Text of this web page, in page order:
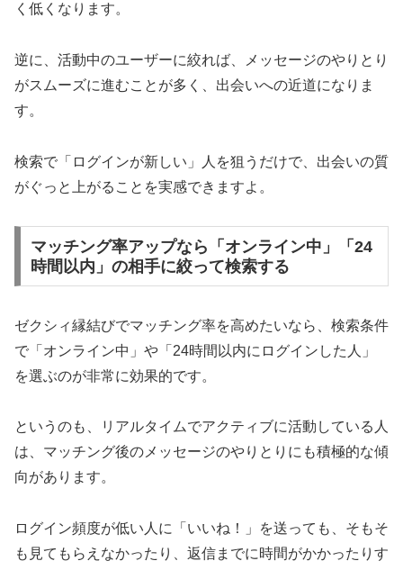
く低くなります。
逆に、活動中のユーザーに絞れば、メッセージのやりとり
がスムーズに進むことが多く、出会いへの近道になりま
す。
検索で「ログインが新しい」人を狙うだけで、出会いの質
がぐっと上がることを実感できますよ。
マッチング率アップなら「オンライン中」「24
時間以内」の相手に絞って検索する
ゼクシィ縁結びでマッチング率を高めたいなら、検索条件
で「オンライン中」や「24時間以内にログインした人」
を選ぶのが非常に効果的です。
というのも、リアルタイムでアクティブに活動している人
は、マッチング後のメッセージのやりとりにも積極的な傾
向があります。
ログイン頻度が低い人に「いいね！」を送っても、そもそ
も見てもらえなかったり、返信までに時間がかかったりす